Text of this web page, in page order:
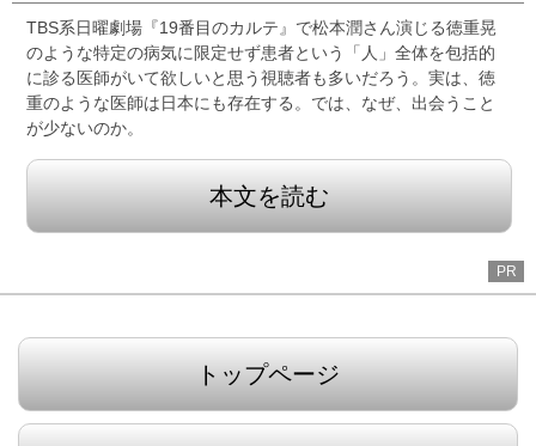
TBS系日曜劇場『19番目のカルテ』で松本潤さん演じる徳重晃
のような特定の病気に限定せず患者という「人」全体を包括的
に診る医師がいて欲しいと思う視聴者も多いだろう。実は、徳
重のような医師は日本にも存在する。では、なぜ、出会うこと
が少ないのか。
本文を読む
PR
トップページ